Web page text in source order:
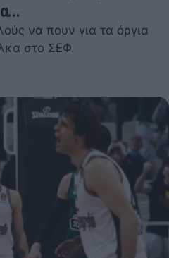
να πουν για τα όργια
στο ΣΕΦ.